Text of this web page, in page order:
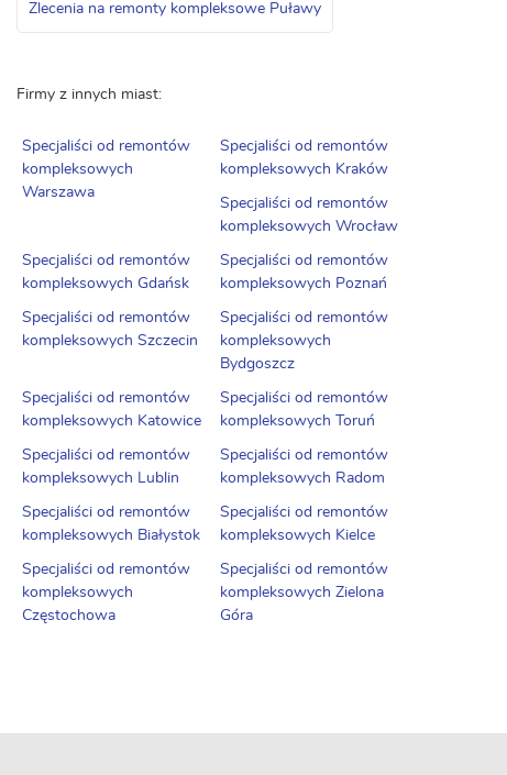
Zlecenia na remonty kompleksowe Puławy
Firmy z innych miast:
Specjaliści od remontów
kompleksowych
Warszawa
Specjaliści od remontów
kompleksowych Kraków
Specjaliści od remontów
kompleksowych Wrocław
Specjaliści od remontów
kompleksowych Gdańsk
Specjaliści od remontów
kompleksowych Poznań
Specjaliści od remontów
kompleksowych Szczecin
Specjaliści od remontów
kompleksowych
Bydgoszcz
Specjaliści od remontów
kompleksowych Katowice
Specjaliści od remontów
kompleksowych Toruń
Specjaliści od remontów
kompleksowych Lublin
Specjaliści od remontów
kompleksowych Radom
Specjaliści od remontów
kompleksowych Białystok
Specjaliści od remontów
kompleksowych Kielce
Specjaliści od remontów
kompleksowych
Częstochowa
Specjaliści od remontów
kompleksowych Zielona
Góra